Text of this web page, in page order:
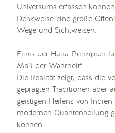
Universums erfassen
Denkweise eine große
Wege und Sichtweisen.
Eines der Huna-Prinzipien
Maß der Wahrheit“.
Die Realität zeigt, dass die
geprägten Traditionen aber
geistigen Heilens von
modernen Quantenheilung
können.